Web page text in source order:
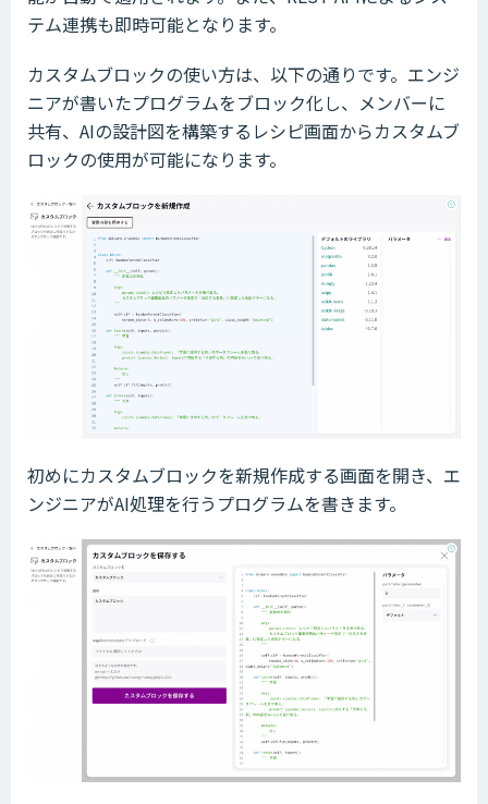
テム連携も即時可能となります。
カスタムブロックの使い方は、以下の通りです。エンジ
ニアが書いたプログラムをブロック化し、メンバーに
共有、AIの設計図を構築するレシピ画面からカスタムブ
ロックの使用が可能になります。
初めにカスタムブロックを新規作成する画面を開き、エ
ンジニアがAI処理を行うプログラムを書きます。